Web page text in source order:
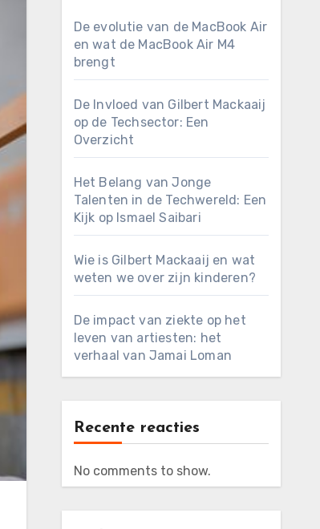
De evolutie van de MacBook Air
en wat de MacBook Air M4
brengt
De Invloed van Gilbert Mackaaij
op de Techsector: Een
Overzicht
Het Belang van Jonge
Talenten in de Techwereld: Een
Kijk op Ismael Saibari
Wie is Gilbert Mackaaij en wat
weten we over zijn kinderen?
De impact van ziekte op het
leven van artiesten: het
verhaal van Jamai Loman
Recente reacties
No comments to show.